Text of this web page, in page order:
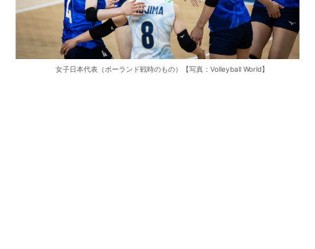
女子日本代表（ポーランド戦時のもの）【写真：Volleyball World】